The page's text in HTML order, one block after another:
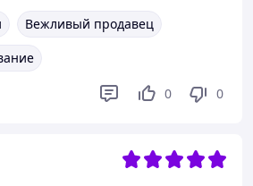
Вежливый продавец
0 0